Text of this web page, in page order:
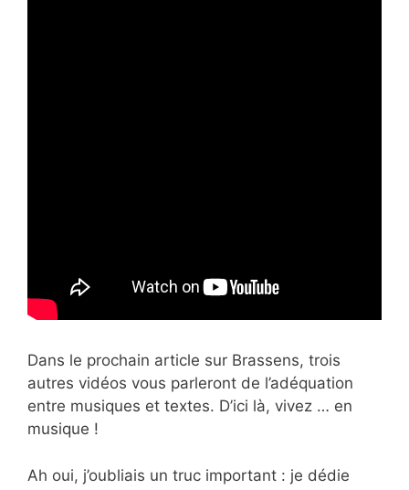
Dans le prochain article sur Brassens, trois
autres vidéos vous parleront de l’adéquation
entre musiques et textes. D’ici là, vivez … en
musique !
Ah oui, j’oubliais un truc important : je dédie